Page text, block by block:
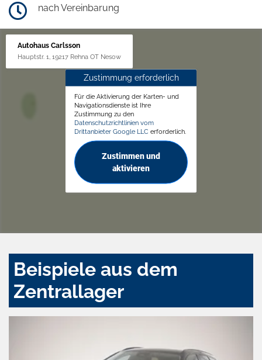
nach Vereinbarung
Autohaus Carlsson
Hauptstr. 1, 19217 Rehna OT Nesow
Zustimmung erforderlich
Für die Aktivierung der Karten- und
Navigationsdienste ist Ihre
Zustimmung zu den
Datenschutzrichtlinien vom
Drittanbieter Google LLC erforderlich.
Zustimmen und
aktivieren
Beispiele aus dem
Zentrallager